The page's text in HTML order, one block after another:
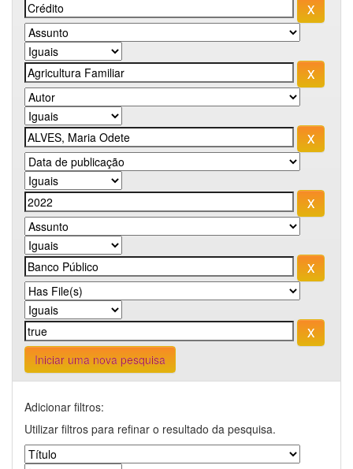
Iniciar uma nova pesquisa
Adicionar filtros:
Utilizar filtros para refinar o resultado da pesquisa.